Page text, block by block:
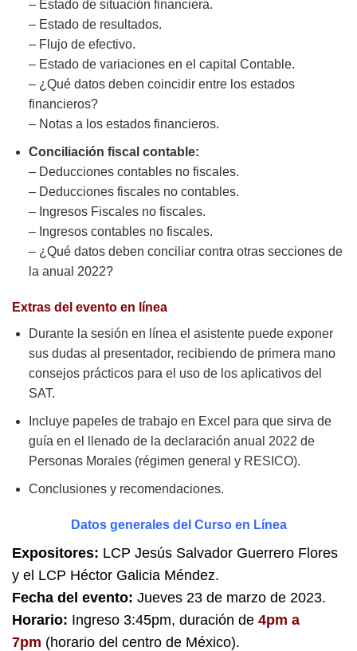
– Estado de situación financiera.
– Estado de resultados.
– Flujo de efectivo.
– Estado de variaciones en el capital Contable.
– ¿Qué datos deben coincidir entre los estados
financieros?
– Notas a los estados financieros.
Conciliación fiscal contable:
– Deducciones contables no fiscales.
– Deducciones fiscales no contables.
– Ingresos Fiscales no fiscales.
– Ingresos contables no fiscales.
– ¿Qué datos deben conciliar contra otras secciones de
la anual 2022?
Extras del evento en línea
Durante la sesión en línea el asistente puede exponer
sus dudas al presentador, recibiendo de primera mano
consejos prácticos para el uso de los aplicativos del
SAT.
Incluye papeles de trabajo en Excel para que sirva de
guía en el llenado de la declaración anual 2022 de
Personas Morales (régimen general y RESICO).
Conclusiones y recomendaciones.
Datos generales del Curso en Línea
Expositores: LCP Jesús Salvador Guerrero Flores
y el LCP Héctor Galicia Méndez.
Fecha del evento: Jueves 23 de marzo de 2023.
Horario: Ingreso 3:45pm, duración de 4pm a
7pm (horario del centro de México).